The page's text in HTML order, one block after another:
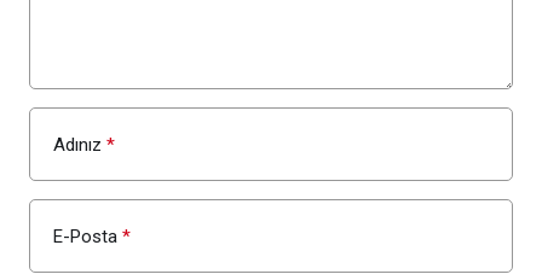
Adınız *
E-Posta *